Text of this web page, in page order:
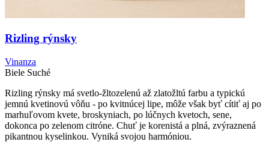
Rizling rýnsky
Vinanza
Biele Suché
Rizling rýnsky má svetlo-žltozelenú až zlatožltú farbu a typickú
jemnú kvetinovú vôňu - po kvitnúcej lipe, môže však byť cítiť aj po
marhuľovom kvete, broskyniach, po lúčnych kvetoch, sene,
dokonca po zelenom citróne. Chuť je korenistá a plná, zvýraznená
pikantnou kyselinkou. Vyniká svojou harmóniou.